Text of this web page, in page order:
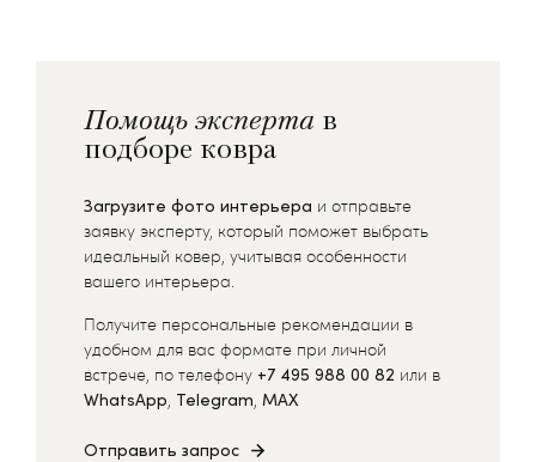
Помощь эксперта в
подборе ковра
Загрузите фото интерьера и отправьте
заявку эксперту, который поможет выбрать
идеальный ковер, учитывая особенности
вашего интерьера.
Получите персональные рекомендации в
удобном для вас формате при личной
встрече, по телефону +7 495 988 00 82 или в
WhatsApp, Telegram, MAX
Отправить запрос